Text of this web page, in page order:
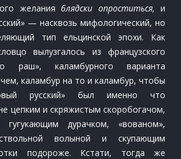
желанияблядски опроститься,и
— насквозь мифологический, но
тип ельцинской эпохи. Как
вылузгалось из французского
раш», каламбурного варианта
каламбур на то и каламбур, чтобы
русский» был именно что
цепким и скряжистым скоробогачом,
дурачком, «вованом»,
волыной и скупающим
подороже. Кстати, тогда же